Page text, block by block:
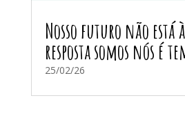
Nosso futuro não está
resposta somos nós é
25/02/26